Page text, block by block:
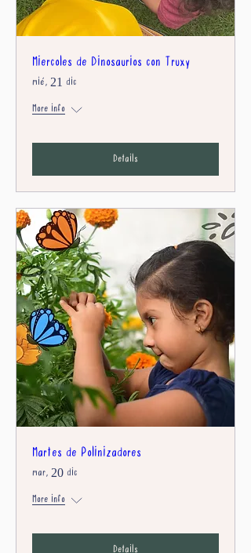
Miercoles de Dinosaurios con Truxy
mié, 21 dic
More info
Details
Martes de Polinizadores
mar, 20 dic
More info
Details